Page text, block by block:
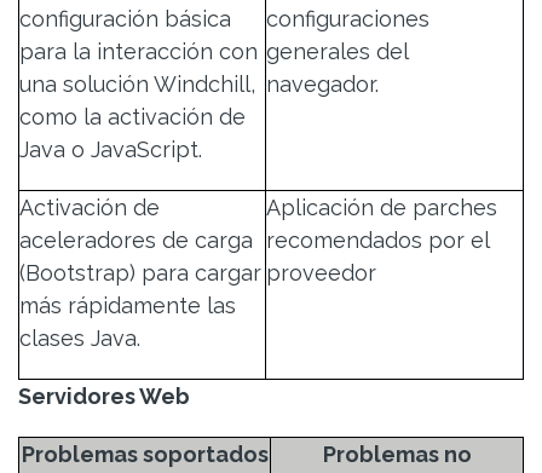
configuración básica
para la interacción con
una solución Windchill,
como la activación de
Java o JavaScript.
configuraciones
generales del
navegador.
Activación de
aceleradores de carga
(Bootstrap) para cargar
más rápidamente las
clases Java.
Aplicación de parches
recomendados por el
proveedor
Servidores Web
Problemas soportados
Problemas no